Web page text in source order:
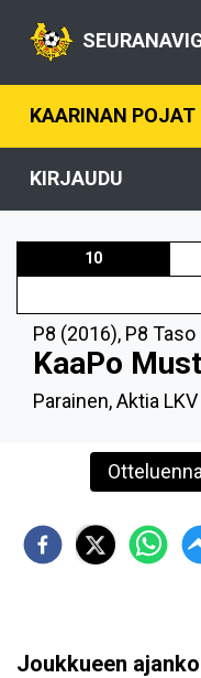
KAARINAN POJAT
KIRJAUDU
10
P8 (2016), P8 Taso
KaaPo
Parainen, Aktia
Joukkueen